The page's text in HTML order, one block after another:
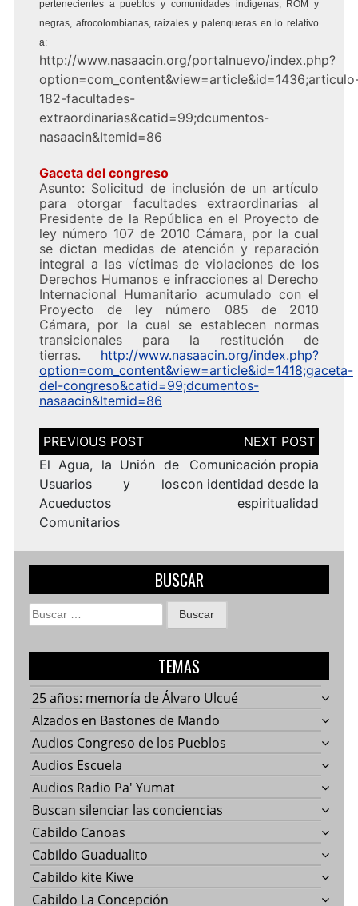
pertenecientes a pueblos y comunidades indígenas, ROM y
negras, afrocolombianas, raizales y palenqueras en lo relativo
a:
http://www.nasaacin.org/portalnuevo/index.php?
182-facultades-
extraordinarias&catid=99;dcumentos-
nasaacin&Itemid=86
Gaceta del congreso
Asunto: Solicitud de inclusión de un artículo
para otorgar facultades extraordinarias al
Presidente de la República en el Proyecto de
ley número 107 de 2010 Cámara, por la cual
se dictan medidas de atención y reparación
integral a las víctimas de violaciones de los
Derechos Humanos e infracciones al Derecho
Internacional Humanitario acumulado con el
Proyecto de ley número 085 de 2010
Cámara, por la cual se establecen normas
transicionales para la restitución de
tierras. http://www.nasaacin.org/index.php?
option=com_content&view=article&id=1418;gaceta-
del-congreso&catid=99;dcumentos-
nasaacin&Itemid=86
Navegación
de
entradas
El Agua, la Unión de
Usuarios y los
Acueductos
Comunitarios
Comunicación propia
con identidad desde la
espiritualidad
BUSCAR
Buscar:
TEMAS
25 años: memoría de Álvaro Ulcué
Alzados en Bastones de Mando
Audios Congreso de los Pueblos
Audios Escuela
Audios Radio Pa' Yumat
Buscan silenciar las conciencias
Cabildo Canoas
Cabildo Guadualito
Cabildo kite Kiwe
Cabildo La Concepción